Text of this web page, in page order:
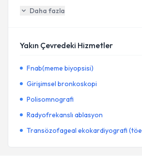
Daha fazla
Yakın Çevredeki Hizmetler
Fnab(meme biyopsisi)
Girişimsel bronkoskopi
Polisomnografi
Radyofrekanslı ablasyon
Transözofageal ekokardiyografi